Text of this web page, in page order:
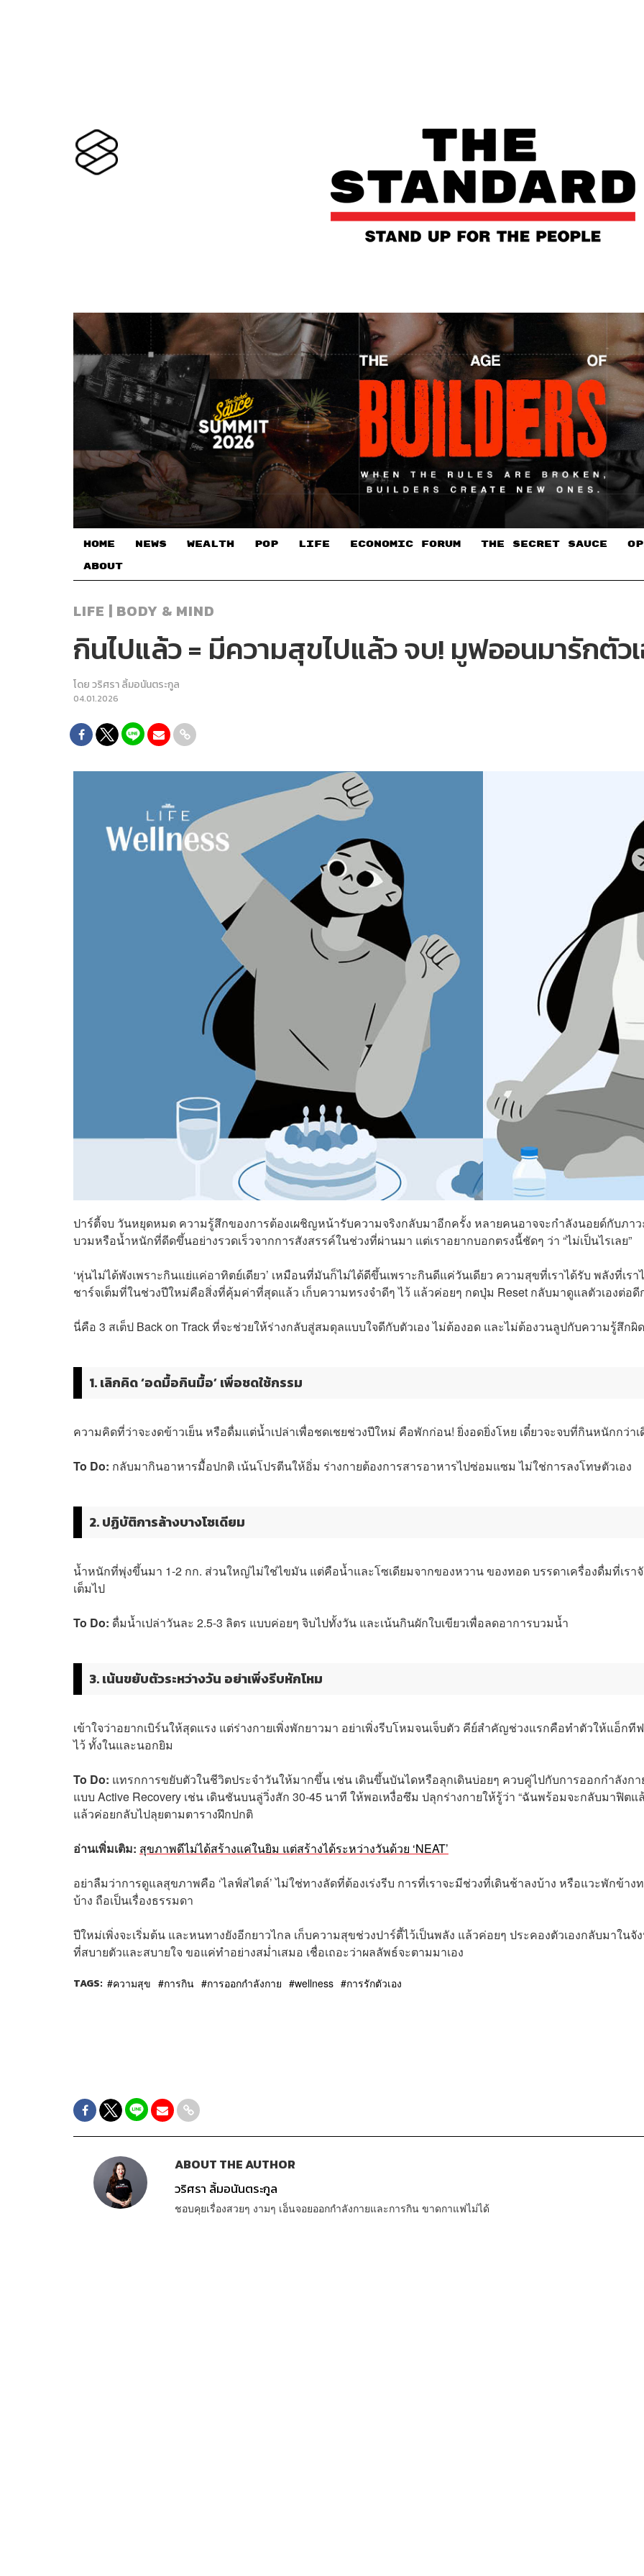
HOME NEWS WEALTH POP LIFE ECONOMIC FORUM THE SECRET SAUCE​
ABOUT
LIFE | BODY & MIND
กินไปแล้ว = มีความสุขไปแล้ว จบ! มูฟออนมารักตัว
โดยวริศรา ลิ้มอนันตระกูล
04.01.2026
ปาร์ตี้จบ วันหยุดหมด ความรู้สึกของการต้องเผชิญหน้ารับความจริงกลับมาอีกครั้ง หลายคนอาจจะกำลังนอยด์กับภาว
บวมหรือน้ำหนักที่ดีดขึ้นอย่างรวดเร็วจากการสังสรรค์ในช่วงที่ผ่านมา แต่เราอยากบอกตรงนี้ชัดๆ ว่า “ไม่เป็นไรเลย”
‘หุ่นไม่ได้พังเพราะกินแย่แค่อาทิตย์เดียว’ เหมือนที่มันก็ไม่ได้ดีขึ้นเพราะกินดีแค่วันเดียว ความสุขที่เราได้รับ พลังที่เรา
ชาร์จเต็มที่ในช่วงปีใหม่คือสิ่งที่คุ้มค่าที่สุดแล้ว เก็บความทรงจำดีๆ ไว้ แล้วค่อยๆ กดปุ่ม Reset กลับมาดูแลตัวเองต่อดี
นี่คือ 3 สเต็ป Back on Track ที่จะช่วยให้ร่างกลับสู่สมดุลแบบใจดีกับตัวเอง ไม่ต้องอด และไม่ต้องวนลูปกับความรู้สึกผิด
1. เลิกคิด ‘อดมื้อกินมื้อ’ เพื่อชดใช้กรรม
ความคิดที่ว่าจะงดข้าวเย็น หรือดื่มแต่น้ำเปล่าเพื่อชดเชยช่วงปีใหม่ คือพักก่อน! ยิ่งอดยิ่งโหย เดี๋ยวจะจบที่กินหนักกว่าเ
To Do: กลับมากินอาหารมื้อปกติ เน้นโปรตีนให้อิ่ม ร่างกายต้องการสารอาหารไปซ่อมแซม ไม่ใช่การลงโทษตัวเอง
2. ปฏิบัติการล้างบางโซเดียม
น้ำหนักที่พุ่งขึ้นมา 1-2 กก. ส่วนใหญ่ไม่ใช่ไขมัน แต่คือน้ำและโซเดียมจากของหวาน ของทอด บรรดาเครื่องดื่มที่เรา
เต็มไป
To Do: ดื่มน้ำเปล่าวันละ 2.5-3 ลิตร แบบค่อยๆ จิบไปทั้งวัน และเน้นกินผักใบเขียวเพื่อลดอาการบวมน้ำ
3. เน้นขยับตัวระหว่างวัน อย่าเพิ่งรีบหักโหม
เข้าใจว่าอยากเบิร์นให้สุดแรง แต่ร่างกายเพิ่งพักยาวมา อย่าเพิ่งรีบโหมจนเจ็บตัว คีย์สำคัญช่วงแรกคือทำตัวให้แอ็กที
ไว้ ทั้งในและนอกยิม
To Do: แทรกการขยับตัวในชีวิตประจำวันให้มากขึ้น เช่น เดินขึ้นบันไดหรือลุกเดินบ่อยๆ ควบคู่ไปกับการออกกำลังกา
แบบ Active Recovery เช่น เดินชันบนลู่วิ่งสัก 30-45 นาที ให้พอเหงื่อซึม ปลุกร่างกายให้รู้ว่า “ฉันพร้อมจะกลับมาฟิตแ
แล้วค่อยกลับไปลุยตามตารางฝึกปกติ
อ่านเพิ่มเติม: สุขภาพดีไม่ได้สร้างแค่ในยิม แต่สร้างได้ระหว่างวันด้วย ‘NEAT’
อย่าลืมว่าการดูแลสุขภาพคือ ‘ไลฟ์สไตล์’ ไม่ใช่ทางลัดที่ต้องเร่งรีบ การที่เราจะมีช่วงที่เดินช้าลงบ้าง หรือแวะพักข้าง
บ้าง ถือเป็นเรื่องธรรมดา
ปีใหม่เพิ่งจะเริ่มต้น และหนทางยังอีกยาวไกล เก็บความสุขช่วงปาร์ตี้ไว้เป็นพลัง แล้วค่อยๆ ประคองตัวเองกลับมาในจั
ที่สบายตัวและสบายใจ ขอแค่ทำอย่างสม่ำเสมอ เชื่อเถอะว่าผลลัพธ์จะตามมาเอง
TAGS: ความสุข การกิน การออกกำลังกาย wellness การรักตัวเอง
ABOUT THE AUTHOR
วริศรา ลิ้มอนันตระกูล
ชอบคุยเรื่องสวยๆ งามๆ เอ็นจอยออกกำลังกายและการกิน ขาดกาแฟไม่ได้